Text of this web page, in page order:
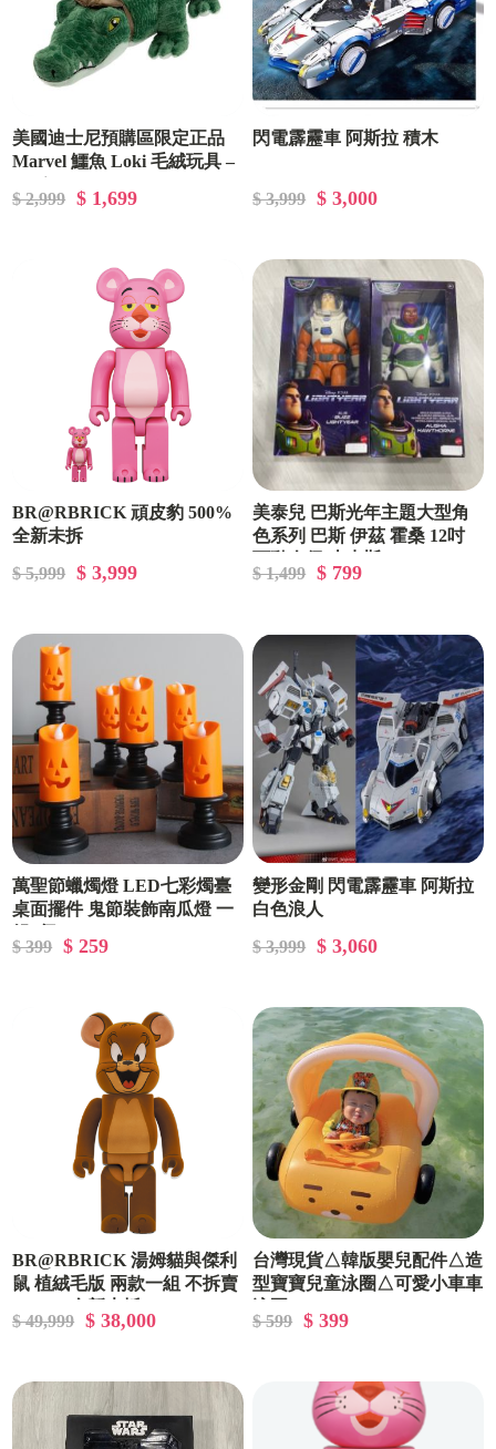
美國迪士尼預購區限定正品
Marvel 鱷魚 Loki 毛絨玩具 –
Loki –
$ 2,999
$ 1,699
閃電霹靂車 阿斯拉 積木
$ 3,999 $ 3,000
BR@RBRICK 頑皮豹 500%
全新未拆
$ 5,999
$ 3,999
美泰兒 巴斯光年主題大型角
色系列 巴斯 伊茲 霍桑 12吋
ALISHA HAWTHORNE 正
$ 1,499 $ 799
萬聖節蠟燭燈 LED七彩燭臺
桌面擺件 鬼節裝飾南瓜燈 一
$ 399 $ 259
變形金剛 閃電霹靂車 阿斯拉
白色浪人
$ 3,999
$ 3,060
BR@RBRICK 湯姆貓與傑利
鼠 植絨毛版 兩款一組 不拆賣
$ 49,999 $ 38,000
台灣現貨△韓版嬰兒配件△造
型寶寶兒童泳圈△可愛小車車
$ 599 $ 399